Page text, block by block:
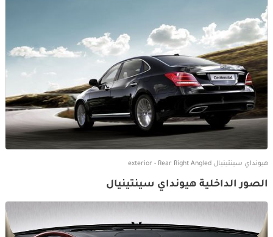
هيونداي سينتينيال exterior - Rear Right Angled
الصور الداخلية هيونداي سينتينيال